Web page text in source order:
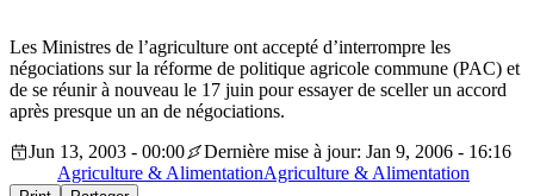
Les Ministres de l’agriculture ont accepté d’interrompre les
négociations sur la réforme de politique agricole commune (PAC) et
de se réunir à nouveau le 17 juin pour essayer de sceller un accord
après presque un an de négociations.
Jun 13, 2003 - 00:00
Dernière mise à jour: Jan 9, 2006 - 16:16
Agriculture & AlimentationAgriculture & Alimentation